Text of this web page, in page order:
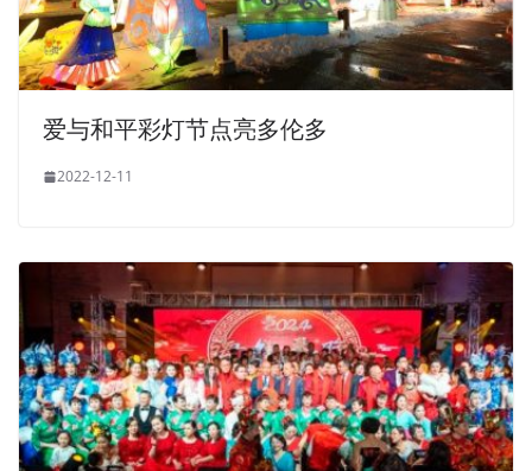
爱与和平彩灯节点亮多伦多
2022-12-11